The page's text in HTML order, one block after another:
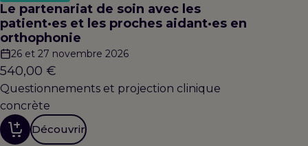
Le partenariat de soin avec les
patient·es et les proches aidant·es en
orthophonie
26 et 27 novembre 2026
540,00 €
Questionnements et projection clinique
concrète
Découvrir